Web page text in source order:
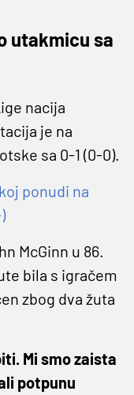
utakmicu sa
nacija
je na
sa 0-1 (0-0).
ponudi na
McGinn u 86.
bila s igračem
zbog dva žuta
Mi smo zaista
potpunu